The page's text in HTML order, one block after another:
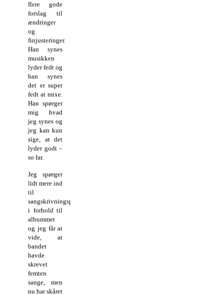
flere gode
forslag til
ændringer
og
finjusteringer.
Han synes
musikken
lyder fedt og
han synes
det er super
fedt at mixe.
Han spørger
mig hvad
jeg synes og
jeg kan kun
sige, at det
lyder godt –
so far.
Jeg spørger
lidt mere ind
til
sangskrivningsprocessen
i forhold til
albummet
og jeg får at
vide, at
bandet
havde
skrevet
femten
sange, men
nu har skåret